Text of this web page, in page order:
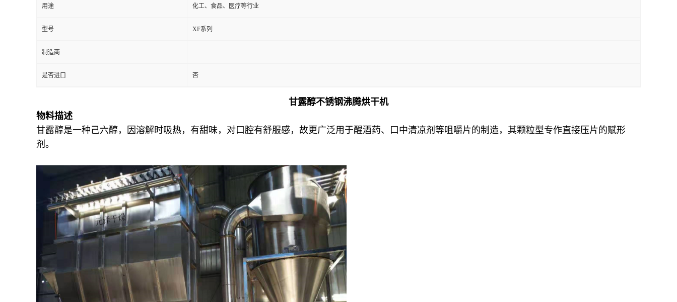
用途 化工、食品、医疗等行业
型号 XF系列
制造商
是否进口 否
甘露醇不锈钢沸腾烘干机
物料描述
甘露醇是一种己六醇，因溶解时吸热，有甜味，对口腔有舒服感，故更广泛用于醒酒药、口中清凉剂等咀嚼片的制造，其颗粒型专作直接压片的赋形
剂。